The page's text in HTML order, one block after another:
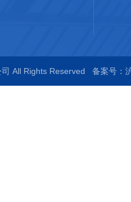
All Rights Reserved 备案号：